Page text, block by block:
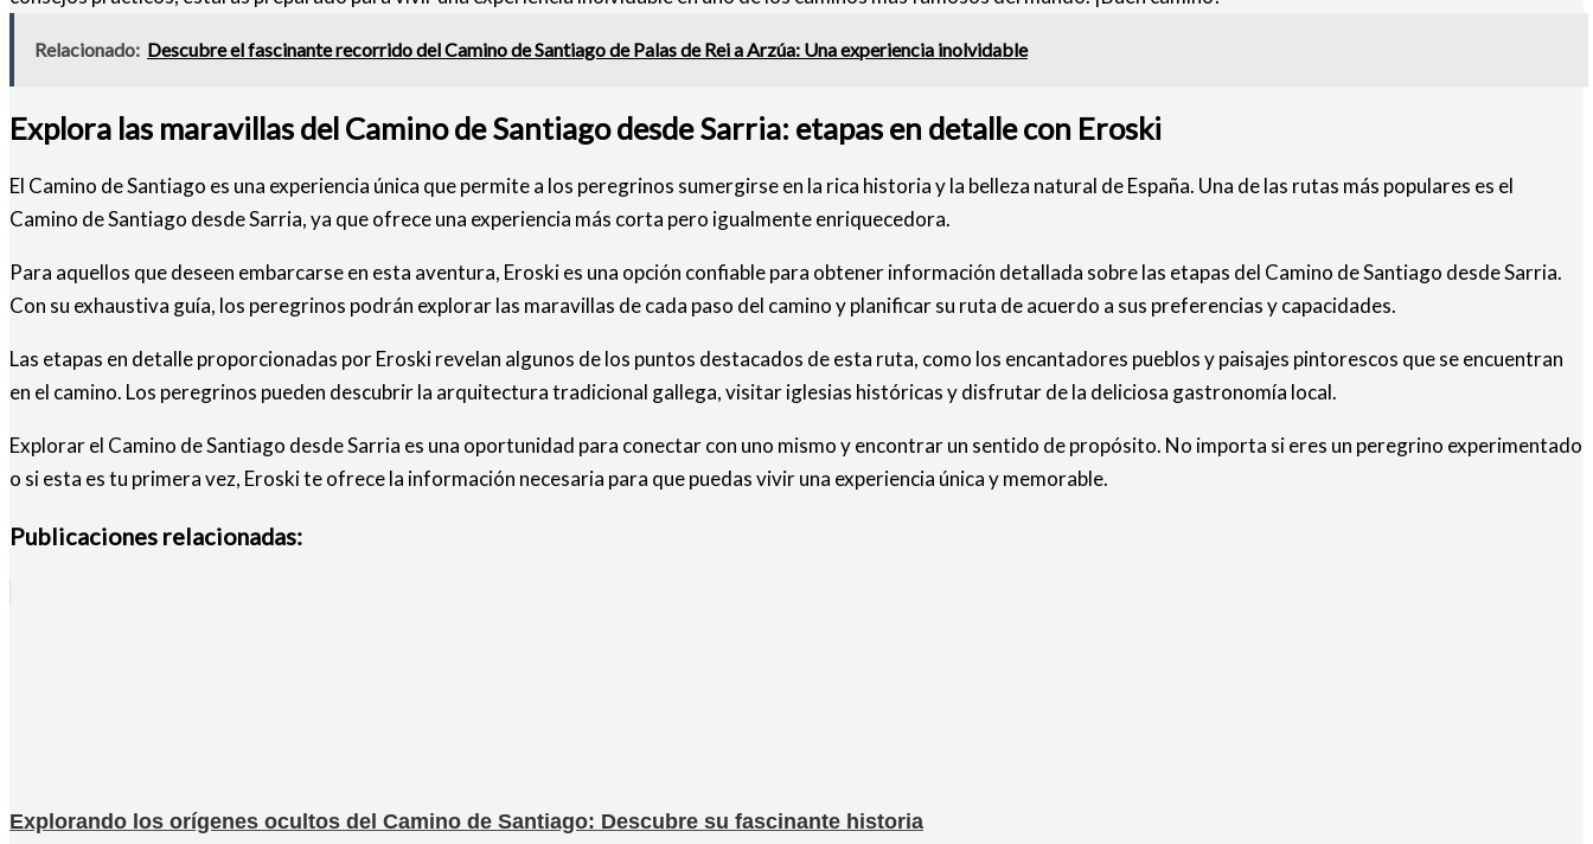
Relacionado: Descubre el fascinante recorrido del Camino de Santiago de Palas de Rei a Arzúa: Una experiencia inolvidable
Explora las maravillas del Camino de Santiago desde Sarria: etapas en detalle con Eroski
El Camino de Santiago es una experiencia única que permite a los peregrinos sumergirse en la rica historia y la belleza natural de España. Una de las rutas más populares es el
Camino de Santiago desde Sarria, ya que ofrece una experiencia más corta pero igualmente enriquecedora.
Para aquellos que deseen embarcarse en esta aventura, Eroski es una opción confiable para obtener información detallada sobre las etapas del Camino de Santiago desde Sarria.
Con su exhaustiva guía, los peregrinos podrán explorar las maravillas de cada paso del camino y planificar su ruta de acuerdo a sus preferencias y capacidades.
Las etapas en detalle proporcionadas por Eroski revelan algunos de los puntos destacados de esta ruta, como los encantadores pueblos y paisajes pintorescos que se encuentran
en el camino. Los peregrinos pueden descubrir la arquitectura tradicional gallega, visitar iglesias históricas y disfrutar de la deliciosa gastronomía local.
Explorar el Camino de Santiago desde Sarria es una oportunidad para conectar con uno mismo y encontrar un sentido de propósito. No importa si eres un peregrino experimentado
o si esta es tu primera vez, Eroski te ofrece la información necesaria para que puedas vivir una experiencia única y memorable.
Publicaciones relacionadas:
Explorando los orígenes ocultos del Camino de Santiago: Descubre su fascinante historia